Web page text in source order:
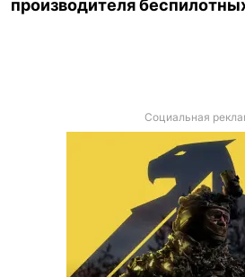
производителя
Социальная